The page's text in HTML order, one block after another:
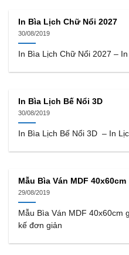
In Bìa Lịch Chữ Nổi 2027
30/08/2019
In Bìa Lịch Chữ Nổi 2027 –
In Bìa Lịch Bế Nổi 3D
30/08/2019
In Bìa Lịch Bế Nổi 3D – In
Mẫu Bìa Ván MDF 40x60cm
29/08/2019
Mẫu Bìa Ván MDF 40x60cm
kế đơn giản